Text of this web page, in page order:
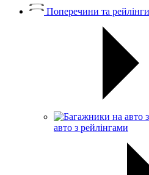
Поперечини та
авто з рейлінгами